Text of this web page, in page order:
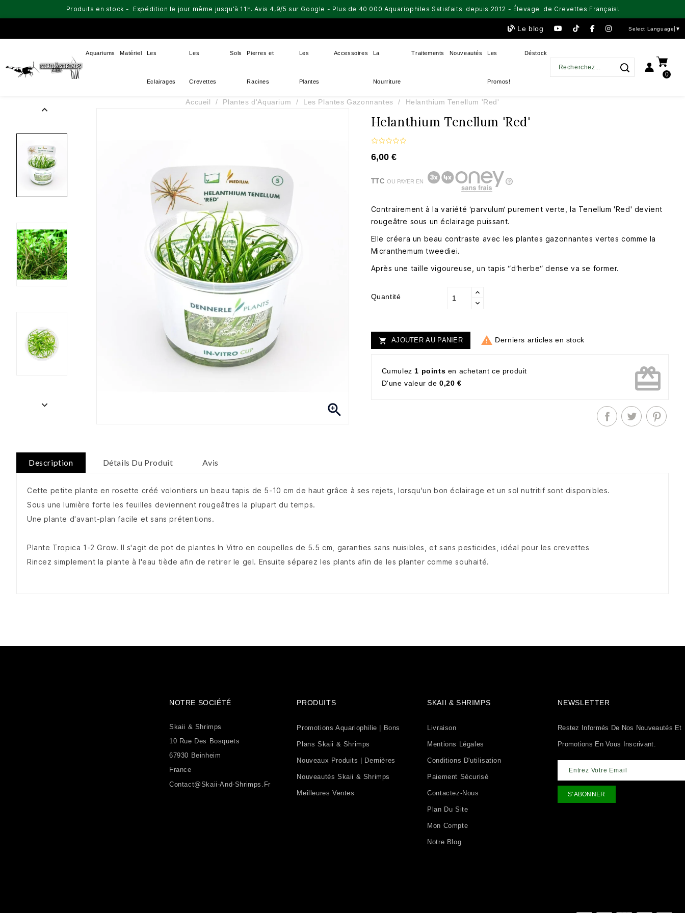
Produits en stock - Expédition le jour même jusqu'à 11h. Avis 4,9/5 sur Google - Plus de 40 000 Aquariophiles Satisfaits depuis 2012 - Élevage de Crevettes Français!
Le blog Select Language ▼
Aquariums Matériel Les
Eclairages
Les
Crevettes
Sols Pierres et
Racines
Les
Plantes
Accessoires La
Nourriture
Traitements Nouveautés Les
Promos!
Déstock
0
Accueil Plantes d'Aquarium Les Plantes Gazonnantes Helanthium Tenellum 'Red'

Helanthium Tenellum 'Red'
6,00 €
TTCOU PAYER EN
Contrairement à la variété ‘parvulum‘ purement verte, la Tenellum 'Red' devient
rougeâtre sous un éclairage puissant.
Elle créera un beau contraste avec les plantes gazonnantes vertes comme la
Micranthemum tweediei.
Après une taille vigoureuse, un tapis “d‘herbe“ dense va se former.
Quantité
 AJOUTER AU PANIER  Derniers articles en stock
Cumulez1 points en achetant ce produit
D'une valeur de0,20 € card_giftcard
Description Détails Du Produit Avis
Cette petite plante en rosette créé volontiers un beau tapis de 5-10 cm de haut grâce à ses rejets, lorsqu'un bon éclairage et un sol nutritif sont disponibles.
Sous une lumière forte les feuilles deviennent rougeâtres la plupart du temps.
Une plante d'avant-plan facile et sans prétentions.
Plante Tropica 1-2 Grow. Il s'agit de pot de plantes In Vitro en coupelles de 5.5 cm, garanties sans nuisibles, et sans pesticides, idéal pour les crevettes
Rincez simplement la plante à l'eau tiède afin de retirer le gel. Ensuite séparez les plants afin de les planter comme souhaité.
NOTRE SOCIÉTÉ
Skaii & Shrimps
10 Rue Des Bosquets
67930 Beinheim
France
Contact@skaii-And-Shrimps.fr
PRODUITS
Promotions Aquariophilie | Bons
Plans Skaii & Shrimps
Nouveaux Produits | Dernières
Nouveautés Skaii & Shrimps
Meilleures Ventes
SKAII & SHRIMPS
Livraison
Mentions Légales
Conditions D'utilisation
Paiement Sécurisé
Contactez-Nous
Plan Du Site
Mon Compte
Notre Blog
NEWSLETTER
Restez Informés De Nos Nouveautés Et
Promotions En Vous Inscrivant.